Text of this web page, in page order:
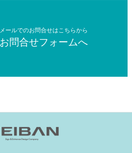
メールでのお問合せはこちらから
お問合せフォームへ